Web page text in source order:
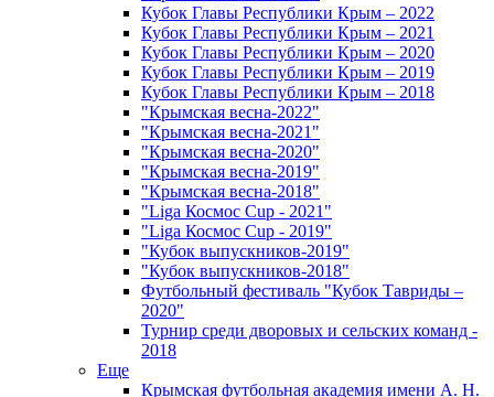
Кубок Главы Республики Крым – 2022
Кубок Главы Республики Крым – 2021
Кубок Главы Республики Крым – 2020
Кубок Главы Республики Крым – 2019
Кубок Главы Республики Крым – 2018
"Крымская весна-2022"
"Крымская весна-2021"
"Крымская весна-2020"
"Крымская весна-2019"
"Крымская весна-2018"
"Liga Космос Cup - 2021"
"Liga Космос Cup - 2019"
"Кубок выпускников-2019"
"Кубок выпускников-2018"
Футбольный фестиваль "Кубок Тавриды –
2020"
Турнир среди дворовых и сельских команд -
2018
Еще
Крымская футбольная академия имени А. Н.